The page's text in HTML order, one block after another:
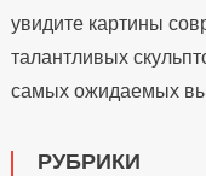
увидите картины
талантливых
самых ожидаемых
РУБРИКИ